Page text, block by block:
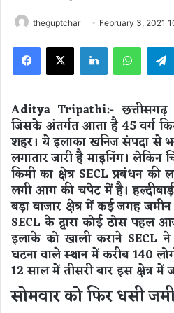
theguptchar February 3, 2021
Aditya Tripathi:-छत्तीसगढ़
जिसके अंतर्गत आता है 45 वर्ग
शहर। ये इलाका खनिज संपदा से
लगातार जारी है माइनिंग। लेकिन
किमी का क्षेत्र SECL प्रबंधन
लगी आग की चपेट में है।
बड़ा बाजार क्षेत्र में कई जगह
SECL के द्वारा कोई ठोस पहल
इलाके को खाली कराने SECL
घटना वाले स्थान में करीब 140
12 साल में तीसरी बार इस क्षेत्र
सोमवार को फिर धसी